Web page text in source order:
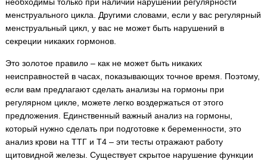
менструального цикла. Другими словами, если у вас регулярный
менструальный цикл, у вас не может быть нарушений в
секреции никаких гормонов.
Это золотое правило – как не может быть никаких
неисправностей в часах, показывающих точное время. Поэтому,
если вам предлагают сделать анализы на гормоны при
регулярном цикле, можете легко воздержаться от этого
предложения. Единственный важный анализ на гормоны,
который нужно сделать при подготовке к беременности, это
анализ крови на ТТГ и Т4 – эти тесты отражают работу
щитовидной железы. Существует скрытое нарушение функции